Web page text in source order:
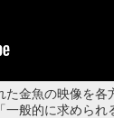
金魚の映像を各
般的に求められ